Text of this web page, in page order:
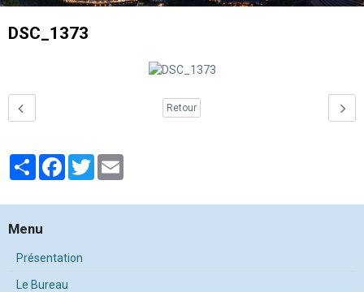
DSC_1373
Retour
PartagerFacebook
Twitter
Menu
Présentation
Le Bureau